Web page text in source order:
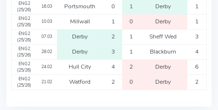
ENG2
(25/26)
16.03 Portsmouth 0 1 Derby 1
ENG2
(25/26)
10.03 Millwall 1 0 Derby 1
ENG2
(25/26)
07.03 Derby 2 1 Sheff Wed 3
ENG2
(25/26)
28.02 Derby 3 1 Blackburn 4
ENG2
(25/26)
24.02 Hull City 4 2 Derby 6
ENG2
(25/26)
21.02 Watford 2 0 Derby 2